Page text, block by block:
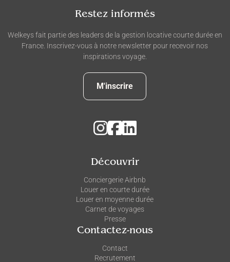
Restez informés
Welkeys fait partie des leaders de la gestion locative courte durée en
France. Inscrivez-vous à notre newsletter pour recevoir nos
inspirations voyage.
M'inscrire
Découvrir
Conciergerie Airbnb
Louer en courte durée
Louer en moyenne durée
Carnet de voyages
Presse
Contactez-nous
Contact
Recrutement